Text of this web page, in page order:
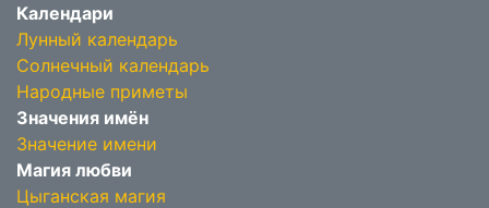
Календари
Лунный календарь
Солнечный календарь
Народные приметы
Значения имён
Значение имени
Магия любви
Цыганская магия